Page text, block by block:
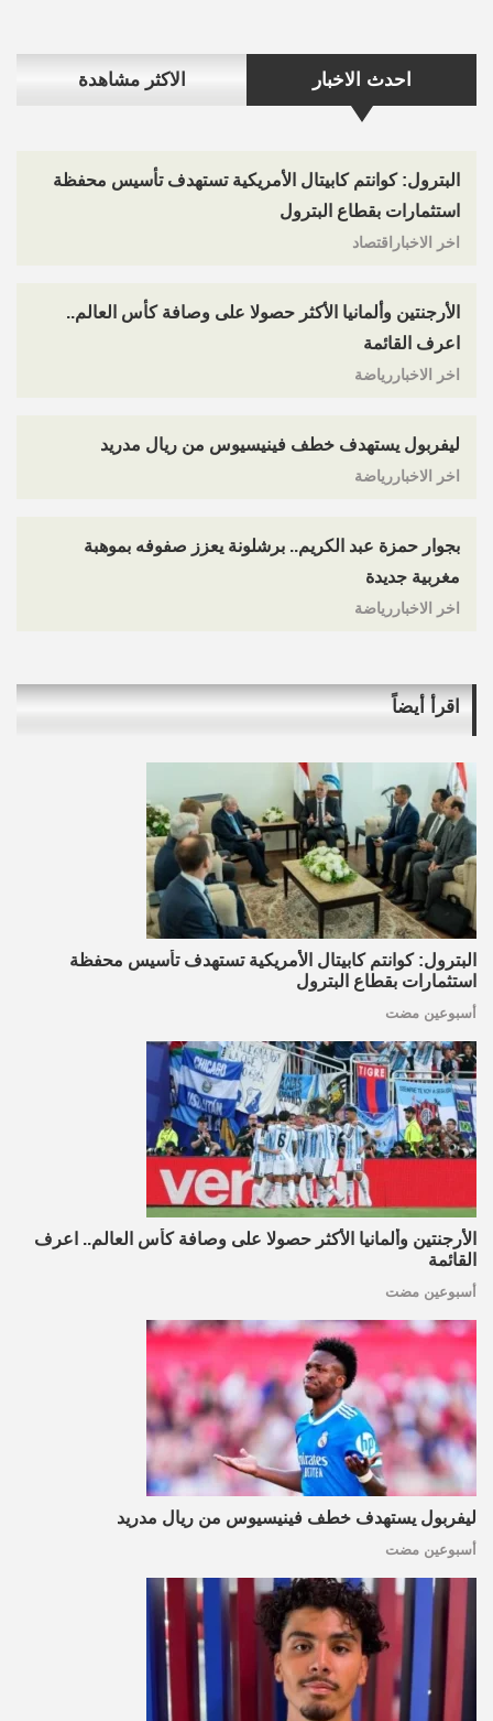
احدث الاخبار الاكثر مشاهدة
البترول: كوانتم كابيتال الأمريكية تستهدف تأسيس محفظة
استثمارات بقطاع البترول
اخر الاخباراقتصاد
الأرجنتين وألمانيا الأكثر حصولا على وصافة كأس العالم..
اعرف القائمة
اخر الاخباررياضة
ليفربول يستهدف خطف فينيسيوس من ريال مدريد
اخر الاخباررياضة
بجوار حمزة عبد الكريم.. برشلونة يعزز صفوفه بموهبة
مغربية جديدة
اخر الاخباررياضة
اقرأ أيضاً
البترول: كوانتم كابيتال الأمريكية تستهدف تأسيس محفظة
استثمارات بقطاع البترول
أسبوعين مضت
الأرجنتين وألمانيا الأكثر حصولا على وصافة كأس العالم.. اعرف
القائمة
أسبوعين مضت
ليفربول يستهدف خطف فينيسيوس من ريال مدريد
أسبوعين مضت